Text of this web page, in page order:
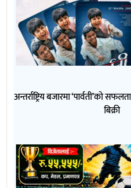
अन्तर्राष्ट्रिय बजारमा ‘पार्वती’को
बिक्री